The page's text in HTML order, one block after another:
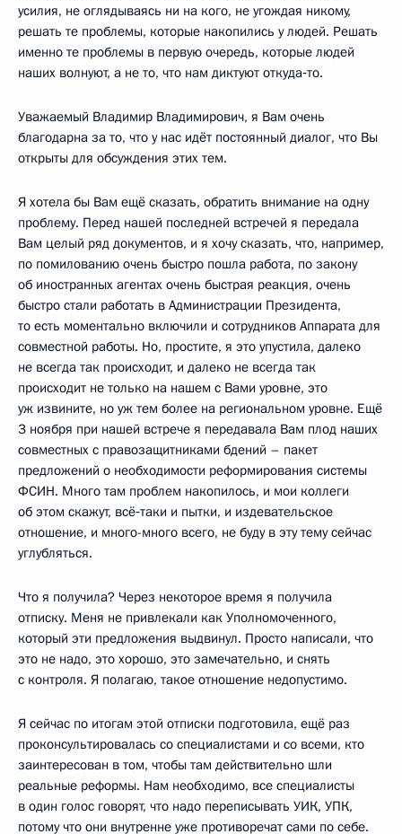
усилия, не оглядываясь ни на кого, не угождая никому,
решать те проблемы, которые накопились у людей. Решать
именно те проблемы в первую очередь, которые людей
наших волнуют, а не то, что нам диктуют откуда‑то.
Уважаемый Владимир Владимирович, я Вам очень
благодарна за то, что у нас идёт постоянный диалог, что Вы
открыты для обсуждения этих тем.
Я хотела бы Вам ещё сказать, обратить внимание на одну
проблему. Перед нашей последней встречей я передала
Вам целый ряд документов, и я хочу сказать, что, например,
по помилованию очень быстро пошла работа, по закону
об иностранных агентах очень быстрая реакция, очень
быстро стали работать в Администрации Президента,
то есть моментально включили и сотрудников Аппарата для
совместной работы. Но, простите, я это упустила, далеко
не всегда так происходит, и далеко не всегда так
происходит не только на нашем с Вами уровне, это
уж извините, но уж тем более на региональном уровне. Ещё
3 ноября при нашей встрече я передавала Вам плод наших
совместных с правозащитниками бдений – пакет
предложений о необходимости реформирования системы
ФСИН. Много там проблем накопилось, и мои коллеги
об этом скажут, всё‑таки и пытки, и издевательское
отношение, и много-много всего, не буду в эту тему сейчас
углубляться.
Что я получила? Через некоторое время я получила
отписку. Меня не привлекали как Уполномоченного,
который эти предложения выдвинул. Просто написали, что
это не надо, это хорошо, это замечательно, и снять
с контроля. Я полагаю, такое отношение недопустимо.
Я сейчас по итогам этой отписки подготовила, ещё раз
проконсультировалась со специалистами и со всеми, кто
заинтересован в том, чтобы там действительно шли
реальные реформы. Нам необходимо, все специалисты
в один голос говорят, что надо переписывать УИК, УПК,
потому что они внутренне уже противоречат сами по себе.